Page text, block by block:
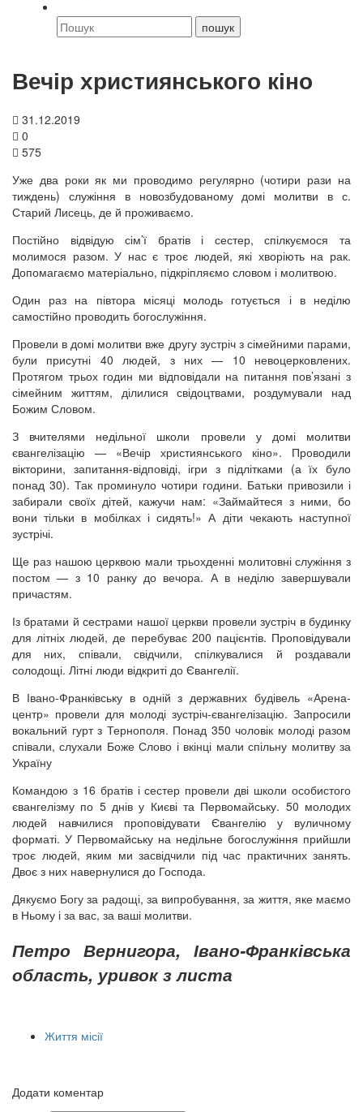
Вечір християнського кіно
31.12.2019
0
575
Уже два роки як ми проводимо регулярно (чотири рази на
тиждень) служіння в новозбудованому домі молитви в с.
Старий Лисець, де й проживаємо.
Постійно відвідую сім’ї братів і сестер, спілкуємося та
молимося разом. У нас є троє людей, які хворіють на рак.
Допомагаємо матеріально, підкріпляємо словом і молитвою.
Один раз на півтора місяці молодь готується і в неділю
самостійно проводить богослужіння.
Провели в домі молитви вже другу зустріч з сімейними парами,
були присутні 40 людей, з них — 10 невоцерковлених.
Протягом трьох годин ми відповідали на питання пов’язані з
сімейним життям, ділилися свідоцтвами, роздумували над
Божим Словом.
З вчителями недільної школи провели у домі молитви
євангелізацію — «Вечір християнського кіно». Проводили
вікторини, запитання-відповіді, ігри з підлітками (а їх було
понад 30). Так проминуло чотири години. Батьки привозили і
забирали своїх дітей, кажучи нам: «Займайтеся з ними, бо
вони тільки в мобілках і сидять!» А діти чекають наступної
зустрічі.
Ще раз нашою церквою мали трьохденні молитовні служіння з
постом — з 10 ранку до вечора. А в неділю завершували
причастям.
Із братами й сестрами нашої церкви провели зустріч в будинку
для літніх людей, де перебуває 200 пацієнтів. Проповідували
для них, співали, свідчили, спілкувалися й роздавали
солодощі. Літні люди відкриті до Євангелії.
В Івано-Франківську в одній з державних будівель «Арена-
центр» провели для молоді зустріч-євангелізацію. Запросили
вокальний гурт з Тернополя. Понад 350 чоловік молоді разом
співали, слухали Боже Слово і вкінці мали спільну молитву за
Україну
Командою з 16 братів і сестер провели дві школи особистого
євангелізму по 5 днів у Києві та Первомайську. 50 молодих
людей навчилися проповідувати Євангелію у вуличному
форматі. У Первомайську на недільне богослужіння прийшли
троє людей, яким ми засвідчили під час практичних занять.
Двоє з них навернулися до Господа.
Дякуємо Богу за радощі, за випробування, за життя, яке маємо
в Ньому і за вас, за ваші молитви.
Петро Вернигора, Івано-Франківська
область, уривок з листа
Життя місії
Додати коментар